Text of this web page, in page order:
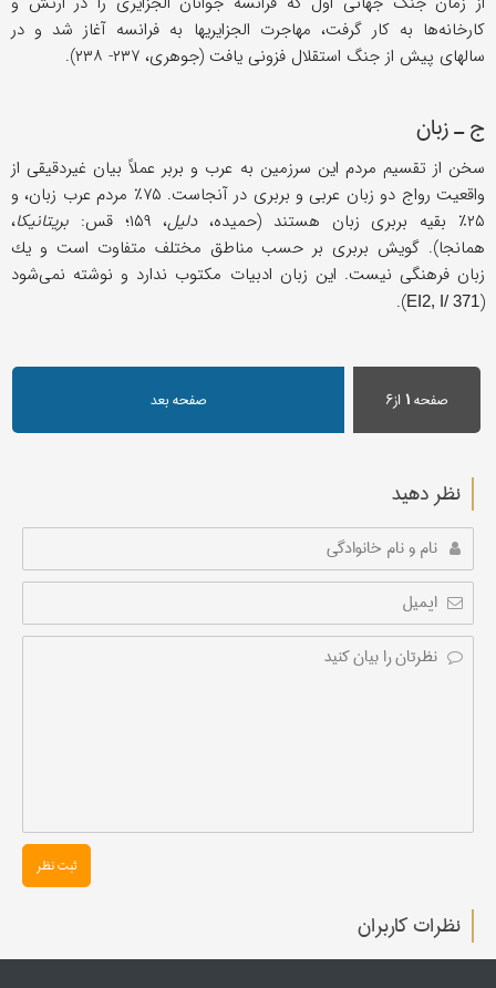
كارخانه‌ها به كار گرفت، مهاجرت الجزایریها به فرانسه آغاز شد و در
سالهای پیش از جنگ استقلال فزونی یافت (جوهری، ۲۳۷- ۲۳۸).
ج ـ زبان
سخن از تقسیم مردم این سرزمین به عرب و بربر عملاً بیان غیردقیقی از
واقعیت رواج دو زبان عربی و بربری در آنجاست. ۷۵٪ مردم عرب زبان، و
۲۵٪ بقیه بربری زبان هستند (حمیده،
دلیل، ۱۵۹؛ قس: بریتانیكا،
همانجا). گویش بربری بر حسب مناطق مختلف متفاوت است و یك
زبان فرهنگی نیست. این زبان ادبیات مكتوب ندارد و نوشته نمی‌شود
(
EI2, I/ 371
).
صفحه۱ از۶ صفحه بعد
نظر دهید
ثبت نظر
نظرات کاربران